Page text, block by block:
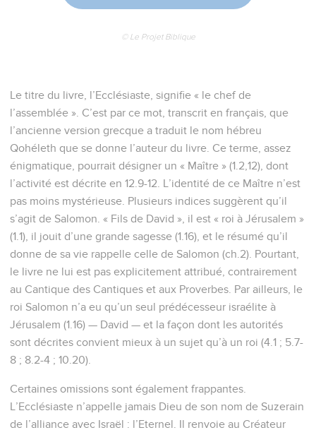
© Le Projet Biblique
Le titre du livre, l’Ecclésiaste, signifie « le chef de
l’assemblée ». C’est par ce mot, transcrit en français, que
l’ancienne version grecque a traduit le nom hébreu
Qohéleth que se donne l’auteur du livre. Ce terme, assez
énigmatique, pourrait désigner un « Maître » (1.2,12), dont
l’activité est décrite en 12.9-12. L’identité de ce Maître n’est
pas moins mystérieuse. Plusieurs indices suggèrent qu’il
s’agit de Salomon. « Fils de David », il est « roi à Jérusalem »
(1.1), il jouit d’une grande sagesse (1.16), et le résumé qu’il
donne de sa vie rappelle celle de Salomon (ch.2). Pourtant,
le livre ne lui est pas explicitement attribué, contrairement
au Cantique des Cantiques et aux Proverbes. Par ailleurs, le
roi Salomon n’a eu qu’un seul prédécesseur israélite à
Jérusalem (1.16) — David — et la façon dont les autorités
sont décrites convient mieux à un sujet qu’à un roi (4.1 ; 5.7-
8 ; 8.2-4 ; 10.20).
Certaines omissions sont également frappantes.
L’Ecclésiaste n’appelle jamais Dieu de son nom de Suzerain
de l’alliance avec Israël : l’Eternel. Il renvoie au Créateur